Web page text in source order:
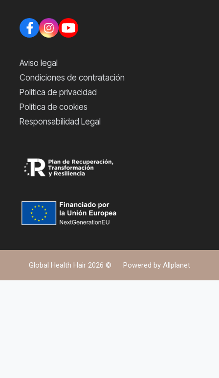
Aviso legal
Condiciones de contratación
Política de privacidad
Política de cookies
Responsabilidad Legal
Global Health Hair 2026 © Powered by Allplanet